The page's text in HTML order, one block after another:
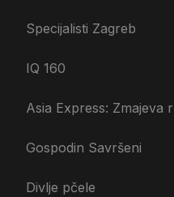
Specijalisti Zagreb
IQ 160
Asia Express: Zmajeva
Gospodin Savršeni
Divlje pčele